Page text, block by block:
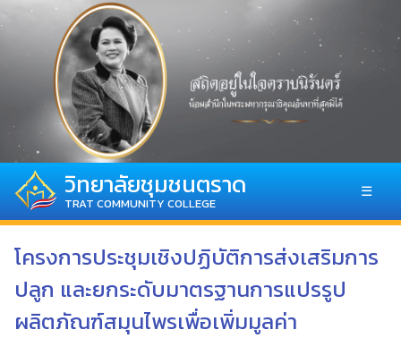
วิทยาลัยชุมชนตราด
TRAT COMMUNITY COLLEGE
☰
โครงการประชุมเชิงปฏิบัติการส่งเสริมการ
ปลูก และยกระดับมาตรฐานการแปรรูป
ผลิตภัณฑ์สมุนไพรเพื่อเพิ่มมูลค่า